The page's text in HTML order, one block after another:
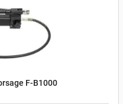
F-B1000